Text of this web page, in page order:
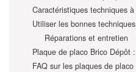
Caractéristiques techniques
Utiliser les bonnes
Réparations et entretien
Plaque de placo Brico Dépôt
FAQ sur les plaques de